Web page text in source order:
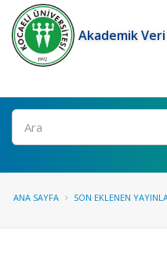
Akademik
Ara
ANA SAYFA SON EKLENEN